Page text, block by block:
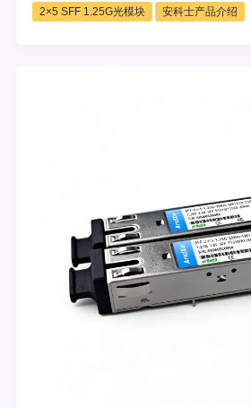
2×5 SFF 1.25G光模块 安科士产品介绍